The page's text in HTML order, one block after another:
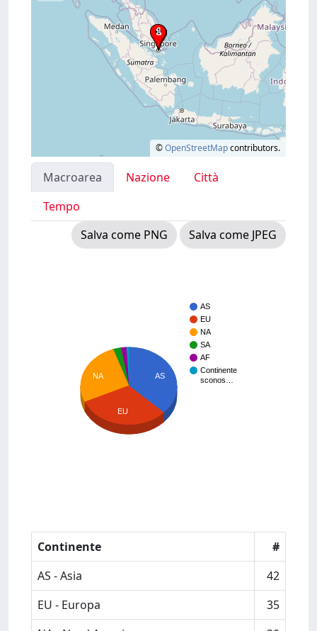
©OpenStreetMapcontributors.
Macroarea Nazione
Città
Tempo
Salva come PNG
Salva come JPEG
AS
EU
NA
SA
AF
Continente
sconos…
AS
NA
EU
Continente
#
AS - Asia
42
EU - Europa
35